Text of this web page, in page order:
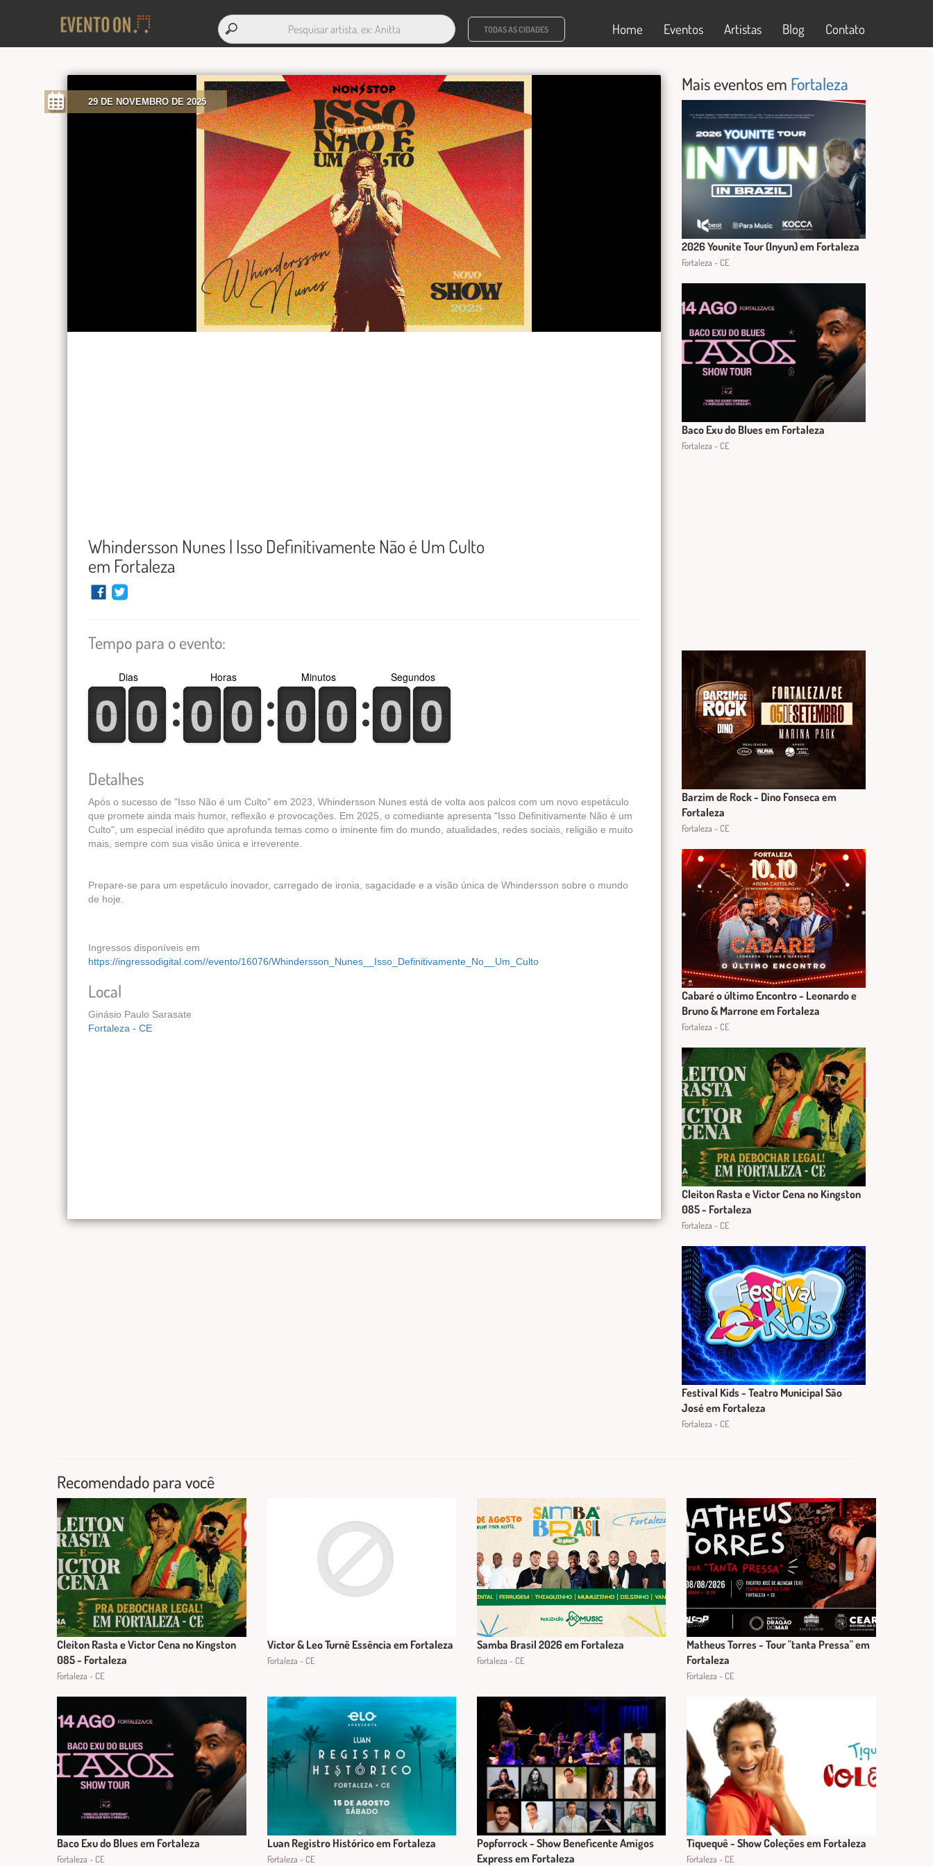
TODAS AS CIDADES Home Eventos Artistas Blog Contato
29 DE NOVEMBRO DE 2025
Whindersson Nunes | Isso Definitivamente Não é Um Culto
em Fortaleza
Tempo para o evento:
0
0
1
1 0
0
1
1
Dias
0
0
1
1 0
0
1
1
Horas
0
0
1
1 0
0
1
1
Minutos
0
0
1
1 0
0
1
1
Segundos
Detalhes
Após o sucesso de "Isso Não é um Culto" em 2023, Whindersson Nunes está de volta aos palcos com um novo espetáculo
que promete ainda mais humor, reflexão e provocações. Em 2025, o comediante apresenta "Isso Definitivamente Não é um
Culto", um especial inédito que aprofunda temas como o iminente fim do mundo, atualidades, redes sociais, religião e muito
mais, sempre com sua visão única e irreverente.
Prepare-se para um espetáculo inovador, carregado de ironia, sagacidade e a visão única de Whindersson sobre o mundo
de hoje.
Ingressos disponíveis em
https://ingressodigital.com//evento/16076/Whindersson_Nunes__Isso_Definitivamente_No__Um_Culto
Local
Ginásio Paulo Sarasate
Fortaleza - CE
Mais eventos em Fortaleza
2026 Younite Tour (Inyun) em Fortaleza
Fortaleza - CE
Baco Exu do Blues em Fortaleza
Fortaleza - CE
Barzim de Rock - Dino Fonseca em
Fortaleza
Fortaleza - CE
Cabaré o último Encontro - Leonardo e
Bruno & Marrone em Fortaleza
Fortaleza - CE
Cleiton Rasta e Victor Cena no Kingston
085 - Fortaleza
Fortaleza - CE
Festival Kids - Teatro Municipal São
José em Fortaleza
Fortaleza - CE
Recomendado para você
Cleiton Rasta e Victor Cena no Kingston
085 - Fortaleza
Fortaleza - CE
Victor & Leo Turnê Essência em Fortaleza
Fortaleza - CE
Samba Brasil 2026 em Fortaleza
Fortaleza - CE
Matheus Torres - Tour "tanta Pressa" em
Fortaleza
Fortaleza - CE
Baco Exu do Blues em Fortaleza
Fortaleza - CE
Luan Registro Histórico em Fortaleza
Fortaleza - CE
Popforrock - Show Beneficente Amigos
Express em Fortaleza
Tiquequê - Show Coleções em Fortaleza
Fortaleza - CE